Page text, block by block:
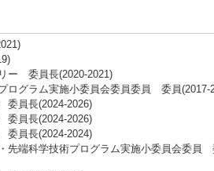
ー 委員長(2020-2021)
ログラム実施小委員会委員委員 委員(2017-
委員長(2024-2026)
委員長(2024-2026)
委員長(2024-2024)
先端科学技術プログラム実施小委員会委員